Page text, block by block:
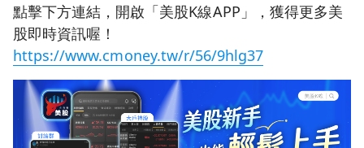
點擊下方連結，開啟「美股K線APP」，獲得更多美
股即時資訊喔！
https://www.cmoney.tw/r/56/9hlg37